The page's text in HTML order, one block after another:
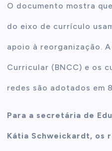
O documento mostra
do eixo de currículo
apoio à reorganização.
Curricular (BNCC) e os
redes são adotados em
Para a secretária de
Kátia Schweickardt, os